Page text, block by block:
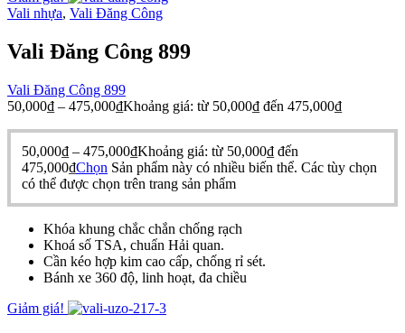
Vali nhựa, Vali Đăng Công
Vali Đăng Công 899
Vali Đăng Công 899
50,000₫ – 475,000₫Khoảng giá: từ 50,000₫ đến 475,000₫
50,000₫ – 475,000₫Khoảng giá: từ 50,000₫ đến
475,000₫Chọn Sản phẩm này có nhiều biến thể. Các tùy chọn
có thể được chọn trên trang sản phẩm
Khóa khung chắc chắn chống rạch
Khoá số TSA, chuẩn Hải quan.
Cần kéo hợp kim cao cấp, chống rỉ sét.
Bánh xe 360 độ, linh hoạt, đa chiều
Giảm giá!